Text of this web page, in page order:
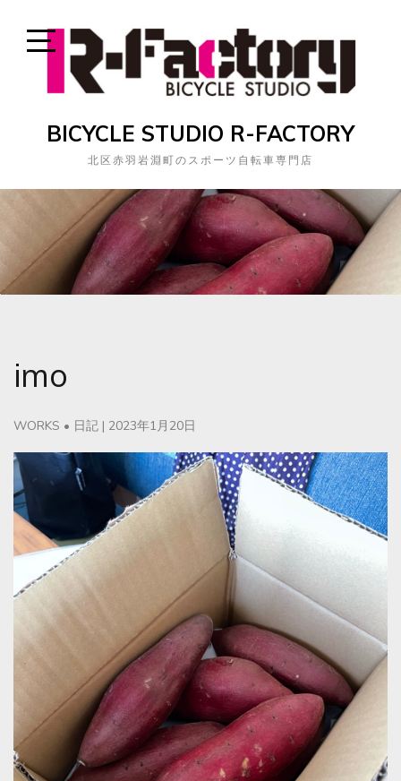
Open
Sidebar
BICYCLE STUDIO R-FACTORY
北区赤羽岩淵町のスポーツ自転車専門店
imo
WORKS • 日記 | 2023年1月20日